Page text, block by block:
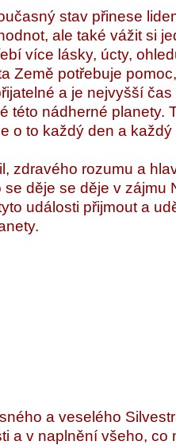
stav přinese
ale také vážit si
více lásky, úcty,
Země potřebuje
a je nejvyšší
této nádherné planety.
o to každý den a
zdravého rozumu a
děje se děje v zájmu
události přijmout a
a veselého
a v naplnění všeho, co